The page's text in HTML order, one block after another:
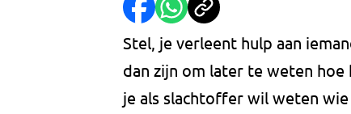
Stel, je verleent hulp aan
dan zijn om later te weten
je als slachtoffer wil weten